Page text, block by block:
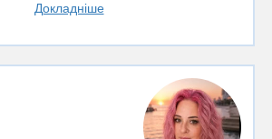
Докладніше